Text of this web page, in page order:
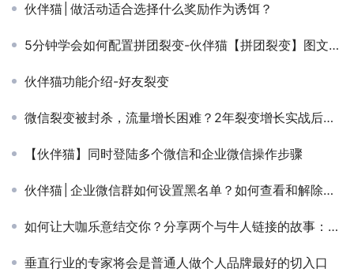
伙伴猫│做活动适合选择什么奖励作为诱饵？
5分钟学会如何配置拼团裂变-伙伴猫【拼团裂变】图文教程
伙伴猫功能介绍-好友裂变
微信裂变被封杀，流量增长困难？2年裂变增长实战后，我写了5400字结论
【伙伴猫】同时登陆多个微信和企业微信操作步骤
伙伴猫│企业微信群如何设置黑名单？如何查看和解除黑名单？
如何让大咖乐意结交你？分享两个与牛人链接的故事：小马宋和罗振宇，我和宗毅
垂直行业的专家将会是普通人做个人品牌最好的切入口